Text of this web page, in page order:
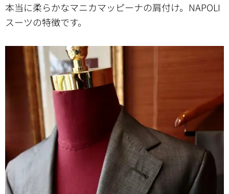
本当に柔らかなマニカマッピーナの肩付け。NAPOLI
スーツの特徴です。